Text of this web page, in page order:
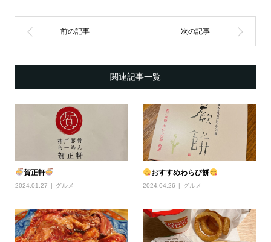
関連記事一覧
賀正軒
2024.01.27 グルメ
おすすめわらび餅
2024.04.26 グルメ